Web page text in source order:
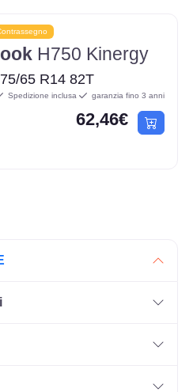
H750 Kinergy
65 R14 82T
Spedizione inclusa garanzia fino 3 anni
62,46€